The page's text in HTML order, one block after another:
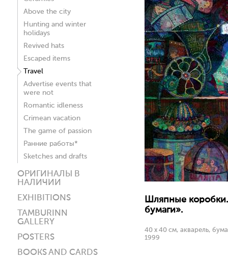
Above the city
Hunting and winter
holidays
Revived hats
Escaped items
Travel
Advertise events that
were not
Romantic idleness
Crimean vacation
The game of passion
Ранние работы*
Sketches and drafts
ОРИГИНАЛЫ В
НАЛИЧИИ
EXHIBITIONS
TAMBURINN
GALLERY
POSTERS
BOOKS AND CARDS
Шляпные
бумаги».
40 х 40 см, акварель,
1999